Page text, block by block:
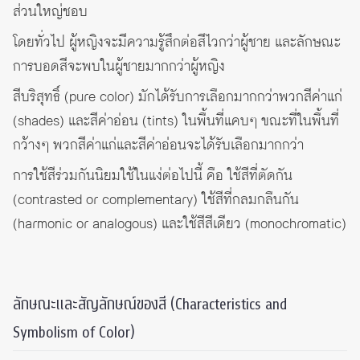
ส่วนใหญ่ชอบ
โดยทั่วไป ผู้หญิงจะมีความรู้สึกต่อสีไวกว่าผู้ชาย และลักษณะ
การบอดสีจะพบในผู้ชายมากกว่าผู้หญิง
สีบริสุทธิ์ (pure color) มักได้รับการเลือกมากกว่าพวกสีค่าแก่
(shades) และสีค่าอ่อน (tints) ในพื้นที่แคบๆ ขณะที่ในพื้นที่
กว้างๆ พวกสีค่าแก่และสีค่าอ่อนจะได้รับเลือกมากกว่า
การใช้สีร่วมกันนิยมใช้ในแง่ต่อไปนี้ คือ ใช้สีที่ตัดกัน
(contrasted or complementary) ใช้สีที่กลมกลืนกัน
(harmonic or analogous) และใช้สีสีเดียว (monochromatic)
ลักษณะและสัญลักษณ์ของสี (Characteristics and
Symbolism of Color)